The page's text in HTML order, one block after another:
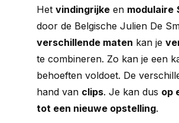
Het vindingrijke en modulaire
door de Belgische Julien De
verschillende maten kan je
te combineren. Zo kan je een
behoeften voldoet. De
hand van clips. Je kan dus op
tot een nieuwe opstelling.